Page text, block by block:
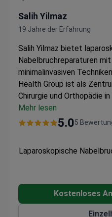
Salih Yilmaz
19 Jahre der Erfahrung
Salih Yilmaz bietet
Nabelbruchreparaturen
minimalinvasiven Techniken
Health Group ist als
Chirurgie und Orthopädie
Eingeschlossene
Schwesterndienst, EKG,
Krankenhausaufenthalt; 6
Laparoskopische
Nabelbruchs.
Mehr lesen
5.05
Laparoskopische
Kostenloses